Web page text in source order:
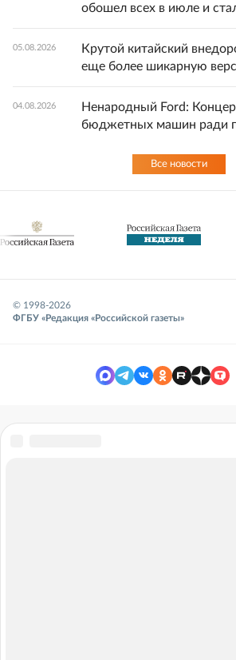
обошел всех в июле и
05.08.2026
Крутой китайский
еще более шикарную
04.08.2026
Ненародный Ford:
бюджетных машин ради
Все новости
© 1998-2026
ФГБУ «Редакция «Российской газеты»